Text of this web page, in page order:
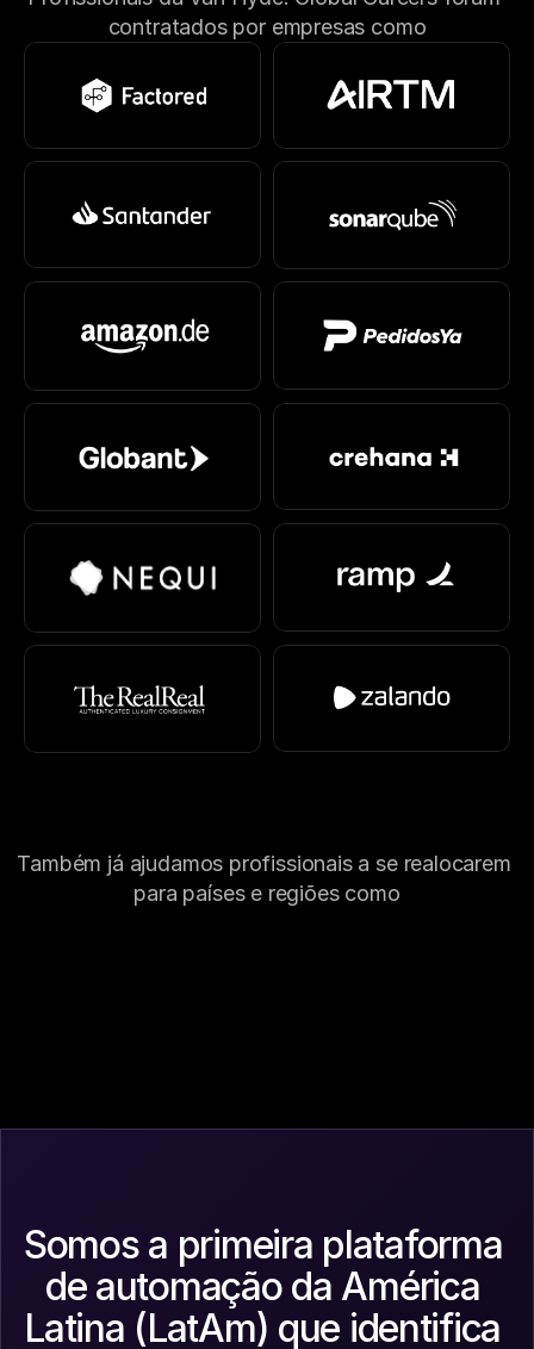
contratados por empresas como
Também já ajudamos profissionais a se realocarem
para países e regiões como
Somos a primeira plataforma
de automação da América
Latina (LatAm) que identifica